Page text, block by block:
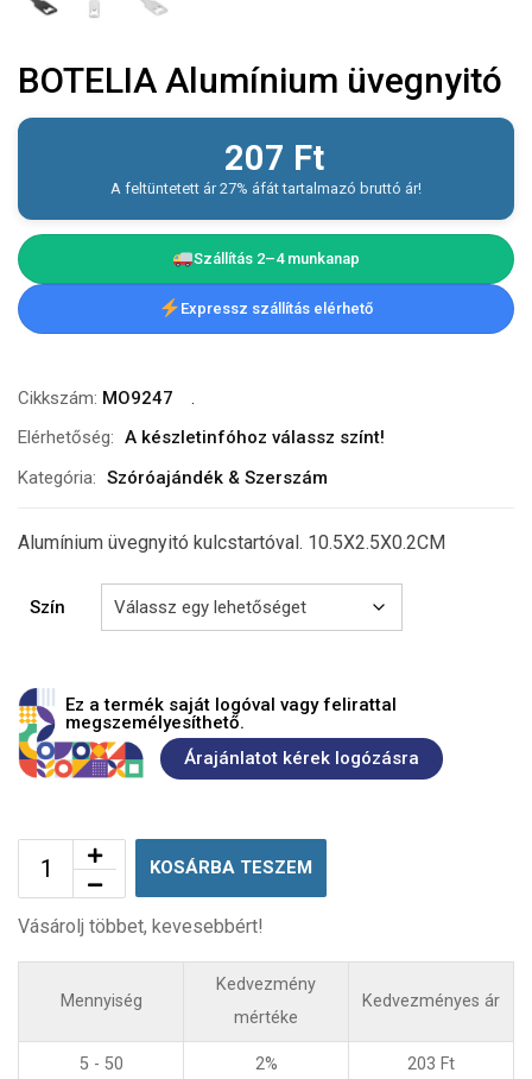
BOTELIA Alumínium üvegnyitó
207 Ft
A feltüntetett ár 27% áfát tartalmazó bruttó ár!
Szállítás 2–4 munkanap
Expressz szállítás elérhető
Cikkszám: MO9247
Elérhetőség: A készletinfóhoz válassz színt!
Kategória: Szóróajándék & Szerszám
Alumínium üvegnyitó kulcstartóval. 10.5X2.5X0.2CM
Szín
Ez a termék saját logóval vagy felirattal
megszemélyesíthető.
Árajánlatot kérek logózásra
KOSÁRBA TESZEM
Vásárolj többet, kevesebbért!
Mennyiség
Kedvezmény
mértéke
Kedvezményes ár
5 - 50 2% 203 Ft